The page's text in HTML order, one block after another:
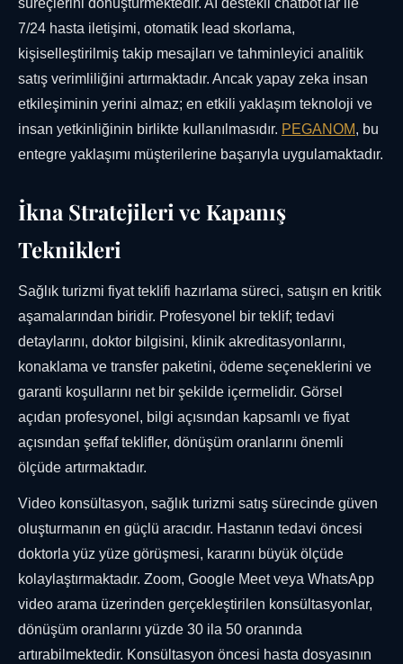
süreçlerini dönüştürmektedir. AI destekli chatbot'lar ile
7/24 hasta iletişimi, otomatik lead skorlama,
kişiselleştirilmiş takip mesajları ve tahminleyici analitik
satış verimliliğini artırmaktadır. Ancak yapay zeka insan
etkileşiminin yerini almaz; en etkili yaklaşım teknoloji ve
insan yetkinliğinin birlikte kullanılmasıdır. PEGANOM, bu
entegre yaklaşımı müşterilerine başarıyla uygulamaktadır.
İkna Stratejileri ve Kapanış
Teknikleri
Sağlık turizmi fiyat teklifi hazırlama süreci, satışın en kritik
aşamalarından biridir. Profesyonel bir teklif; tedavi
detaylarını, doktor bilgisini, klinik akreditasyonlarını,
konaklama ve transfer paketini, ödeme seçeneklerini ve
garanti koşullarını net bir şekilde içermelidir. Görsel
açıdan profesyonel, bilgi açısından kapsamlı ve fiyat
açısından şeffaf teklifler, dönüşüm oranlarını önemli
ölçüde artırmaktadır.
Video konsültasyon, sağlık turizmi satış sürecinde güven
oluşturmanın en güçlü aracıdır. Hastanın tedavi öncesi
doktorla yüz yüze görüşmesi, kararını büyük ölçüde
kolaylaştırmaktadır. Zoom, Google Meet veya WhatsApp
video arama üzerinden gerçekleştirilen konsültasyonlar,
dönüşüm oranlarını yüzde 30 ila 50 oranında
artırabilmektedir. Konsültasyon öncesi hasta dosyasının